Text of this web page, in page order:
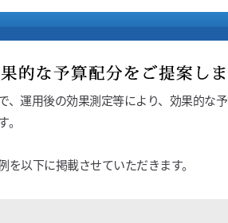
運用後の効果測定等により、効果的な
以下に掲載させていただきます。